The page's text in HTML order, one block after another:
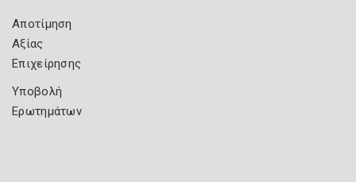
Αποτίμηση
Αξίας
Επιχείρησης
Υποβολή
Ερωτημάτων